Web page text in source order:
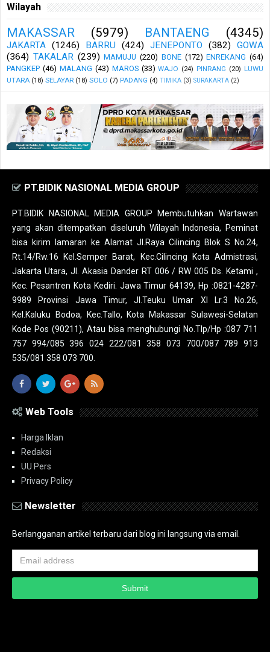
Wilayah
MAKASSAR (5979) BANTAENG (4345)
JAKARTA (1246) BARRU (424) JENEPONTO (382)
GOWA
(364) TAKALAR (239) MAMUJU (220) BONE (172) ENREKANG (64)
PANGKEP (46) MALANG (43) MAROS (33) WAJO (24) PINRANG (20) LUWU
UTARA (18) SELAYAR (18) SOLO (7) PADANG (4) TIMIKA (3) SURAKARTA (2)
PT.BIDIK NASIONAL MEDIA GROUP
PT.BIDIK NASIONAL MEDIA GROUP Membutuhkan Wartawan
yang akan ditempatkan diseluruh Wilayah Indonesia, Peminat
bisa kirim lamaran ke Alamat Jl.Raya Cilincing Blok S No.24,
Rt.14/Rw.16 Kel.Semper Barat, Kec.Cilincing Kota Admistrasi,
Jakarta Utara, Jl. Akasia Dander RT 006 / RW 005 Ds. Ketami ,
Kec. Pesantren Kota Kediri. Jawa Timur 64139, Hp :0821-4287-
9989 Provinsi Jawa Timur, Jl.Teuku Umar XI Lr.3 No.26,
Kel.Kaluku Bodoa, Kec.Tallo, Kota Makassar Sulawesi-Selatan
Kode Pos (90211), Atau bisa menghubungi No.Tlp/Hp :087 711
757 994/085 396 024 222/081 358 073 700/087 789 913
535/081 358 073 700.
Web Tools
Harga Iklan
Redaksi
UU Pers
Privacy Policy
Newsletter
Berlangganan artikel terbaru dari blog ini langsung via email.